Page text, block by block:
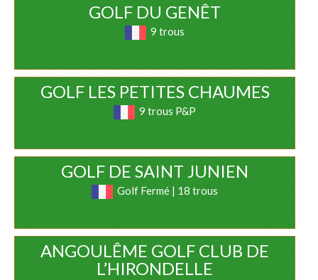
GOLF DU GENÊT
9 trous
GOLF LES PETITES CHAUMES
9 trous P&P
GOLF DE SAINT JUNIEN
Golf Fermé | 18 trous
ANGOULÊME GOLF CLUB DE
L’HIRONDELLE